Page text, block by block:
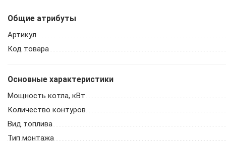
Общие атрибуты
Артикул
Код товара
Основные характеристики
Мощность котла, кВт
Количество контуров
Вид топлива
Тип монтажа